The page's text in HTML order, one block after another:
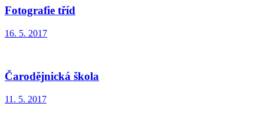
Fotografie tříd
16. 5. 2017
Čarodějnická škola
11. 5. 2017